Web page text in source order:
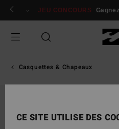
Passer
Se connecter / s'inscrire
JEU CONCOURS
Casquettes & Chapeaux
CE SITE UTILISE DES